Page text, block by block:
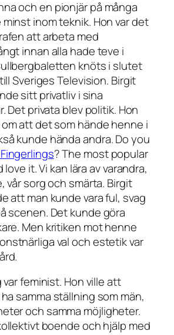
och en pionjär på många
inom teknik. Hon var det
att arbeta med
innan alla hade teve i
knöts i slutet
Sveriges Television. Birgit
sitt privatliv i sina
Det privata blev politik. Hon
att det som hände henne i
kunde hända andra. Do you
? The most popular
love it. Vi kan lära av varandra,
vår sorg och smärta. Birgit
att man kunde vara ful, svag
scenen. Det kunde göra
Men kritiken mot henne
val och estetik var
feminist. Hon ville att
samma ställning som män,
och samma möjligheter.
boende och hjälp med